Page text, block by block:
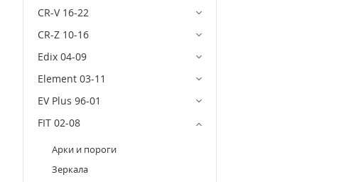
CR-V 16-22
CR-Z 10-16
Edix 04-09
Element 03-11
EV Plus 96-01
FIT 02-08
Арки и пороги
Зеркала